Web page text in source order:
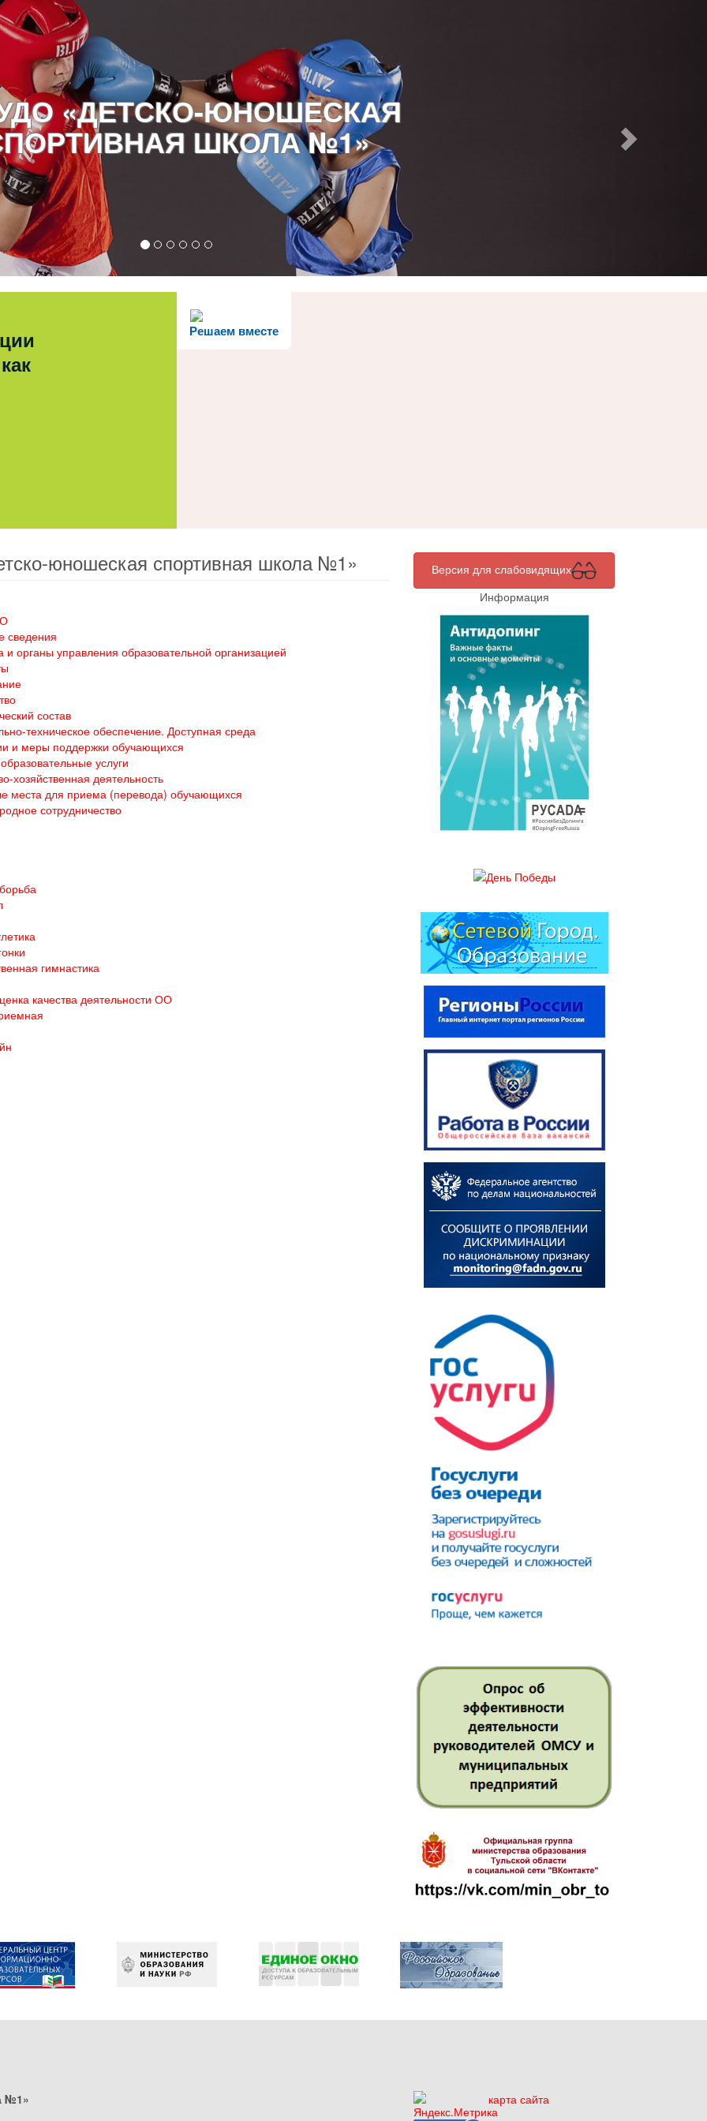
«ДЕТСКО-ЮНОШЕСКАЯ
ШКОЛА №1»
Решаем вместе
юношеская спортивная школа №1»
сведения
и органы управления образовательной организацией
состав
техническое обеспечение. Доступная среда
и меры поддержки обучающихся
услуги
хозяйственная деятельность
места для приема (перевода) обучающихся
сотрудничество
гимнастика
качества деятельности ОО
Версия для слабовидящих
Информация
№1»
карта сайта